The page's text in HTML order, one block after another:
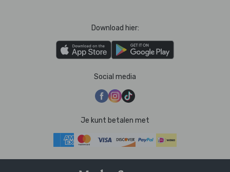
Download hier:
Social media
Je kunt betalen met